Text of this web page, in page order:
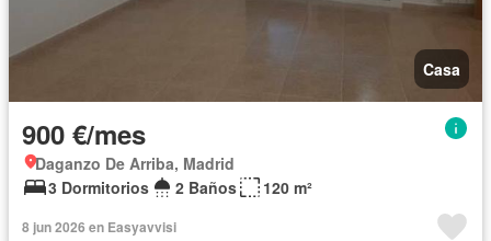
Casa
900 €/mes
Daganzo De Arriba, Madrid
3 Dormitorios
2 Baños 120 m²
8 jun 2026 en Easyavvisi